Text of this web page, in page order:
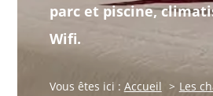
parc et piscine,
Wifi.
Vous êtes ici : Accueil
Les